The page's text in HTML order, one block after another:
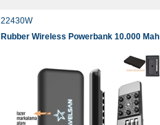
22430W
Rubber Wireless Powerbank 10.000 Mah